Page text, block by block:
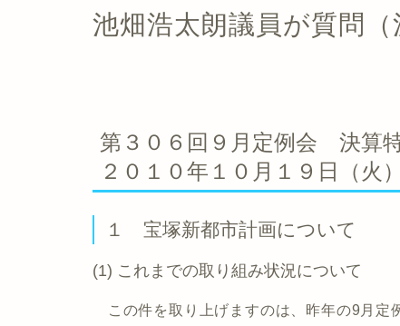
池畑浩太朗議員が質問
第３０６回９月定例会 決算
２０１０年１０月１９日（火）
１ 宝塚新都市計画について
(1) これまでの取り組み状況について
この件を取り上げますのは、昨年の9月定